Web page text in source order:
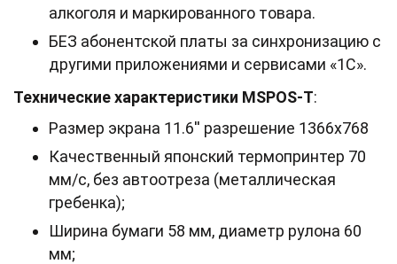
алкоголя и маркированного товара.
БЕЗ абонентской платы за синхронизацию с
другими приложениями и сервисами «1С».
Технические характеристики MSPOS-Т:
Размер экрана 11.6'' разрешение 1366х768
Качественный японский термопринтер 70
мм/с, без автоотреза (металлическая
гребенка);
Ширина бумаги 58 мм, диаметр рулона 60
мм;